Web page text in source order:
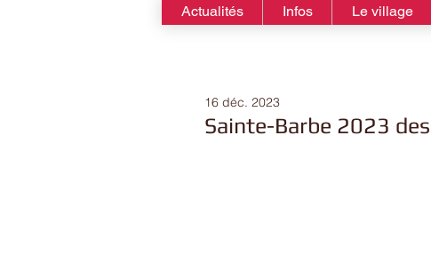
Actualités Infos Le village
Sainte-Barbe 2023
16 déc. 2023